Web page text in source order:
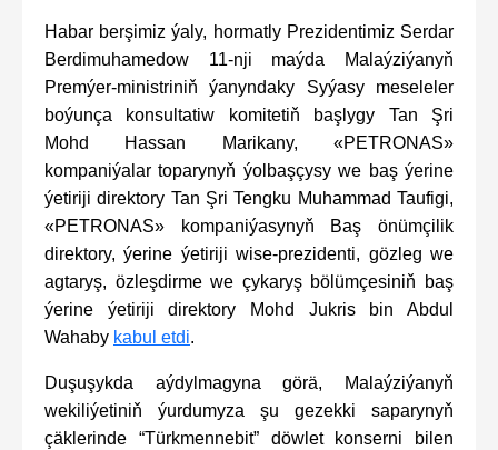
Habar berşimiz ýaly, hormatly Prezidentimiz Serdar
Berdimuhamedow 11-nji maýda Malaýziýanyň
Premýer-ministriniň ýanyndaky Syýasy meseleler
boýunça konsultatiw komitetiň başlygy Tan Şri
Mohd Hassan Marikany, «PETRONAS»
kompaniýalar toparynyň ýolbaşçysy we baş ýerine
ýetiriji direktory Tan Şri Tengku Muhammad Taufigi,
«PETRONAS» kompaniýasynyň Baş önümçilik
direktory, ýerine ýetiriji wise-prezidenti, gözleg we
agtaryş, özleşdirme we çykaryş bölümçesiniň baş
ýerine ýetiriji direktory Mohd Jukris bin Abdul
Wahaby kabul etdi.
Duşuşykda aýdylmagyna görä, Malaýziýanyň
wekiliýetiniň ýurdumyza şu gezekki saparynyň
çäklerinde “Türkmennebit” döwlet konserni bilen